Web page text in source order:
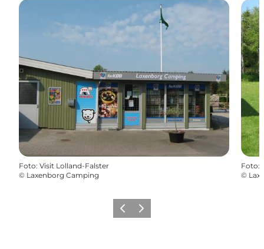
Foto: Visit Lolland-Falster
© Laxenborg Camping
Foto:
©
Föregående
Nästa